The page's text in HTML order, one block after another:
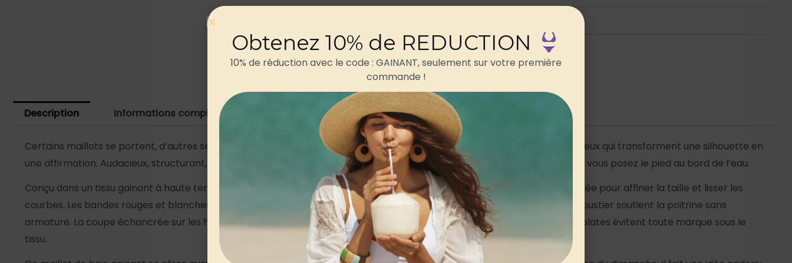
Description Informations complémentaires Avis (0)
Certains maillots se portent, d’autres se vivent. Ce maillot de bain gainant bustier à bandes rouges et blanches est de ceux qui transforment une silhouette en
une affirmation. Audacieux, structurant, il vous offre la liberté d’assumer votre corps avec une confiance absolue dès que vous posez le pied au bord de l’eau.
Conçu dans un tissu gainant à haute teneur en élasthanne, ce bustier une pièce exerce unecompression ventre plat
ciblée pour affiner la taille et lisser les
courbes. Les bandes rouges et blanches à contraste marqué allongent visuellement la silhouette, tandis que le maintien bustier soutient la poitrine sans
armature. La coupe échancrée sur les hanches allège la silhouette et accentue naturellement la cambrure. Les finitions plates évitent toute marque sous le
tissu.
Obtenez 10% de REDUCTION
10% de réduction avec le code : GAINANT, seulement sur votre première
commande !